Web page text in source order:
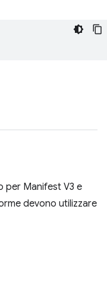
per Manifest V3 e
devono utilizzare